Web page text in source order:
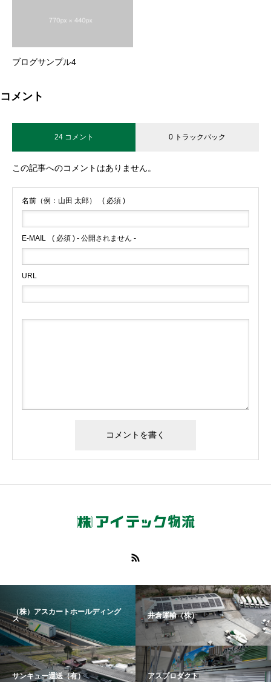
ブログサンプル4
コメント
24 コメント 0 トラックバック
この記事へのコメントはありません。
名前（例：山田 太郎） ( 必須 )
E-MAIL ( 必須 ) - 公開されません -
URL
（株）アスカートホールディング
ス
井倉運輸（株）
サンキュー運送（有） アスプロダクト